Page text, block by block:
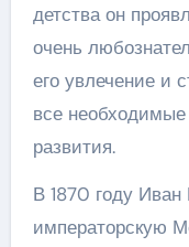
детства он
очень
его увлечение и
все
развития.
В 1870 году
императорскую